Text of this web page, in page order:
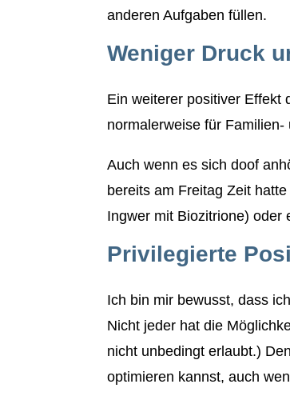
anderen Aufgaben füllen.
Weniger Druck
Ein weiterer positiver Effekt
normalerweise für
Auch wenn es sich doof
bereits am Freitag Zeit
Ingwer mit Biozitrione) oder
Privilegierte
Ich bin mir bewusst, dass
Nicht jeder hat die
nicht unbedingt erlaubt.)
optimieren kannst, auch